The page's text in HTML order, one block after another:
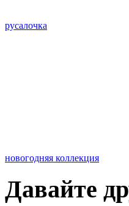
русалочка
новогодняя коллекция
Давайте